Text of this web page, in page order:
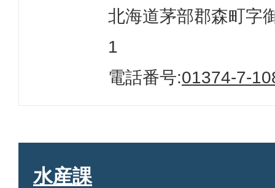
北海道茅部郡森町字
1
電話番号:01374-7-
水産課